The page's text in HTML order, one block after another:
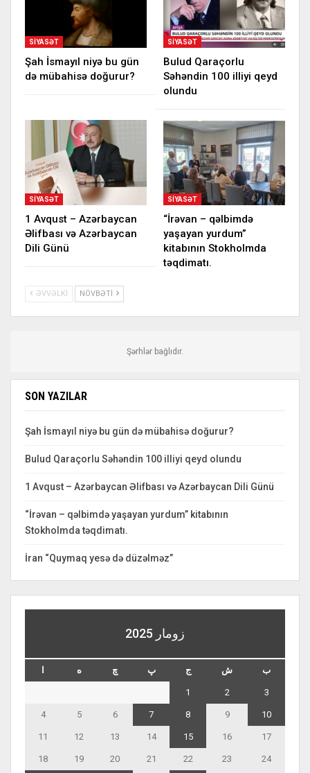
SIYASƏT
Şah İsmayıl niyə bu gün
də mübahisə doğurur?
SIYASƏT
Bulud Qaraçorlu
Səhəndin 100 illiyi qeyd
olundu
SIYASƏT
1 Avqust – Azərbaycan
Əlifbası və Azərbaycan
Dili Günü
SIYASƏT
“İrəvan – qəlbimdə
yaşayan yurdum”
kitabının Stokholmda
təqdimatı.
ƏVVƏLKI NÖVBƏTI
Şərhlər bağlıdır.
SON YAZILAR
Şah İsmayıl niyə bu gün də mübahisə doğurur?
Bulud Qaraçorlu Səhəndin 100 illiyi qeyd olundu
1 Avqust – Azərbaycan Əlifbası və Azərbaycan Dili Günü
“İrəvan – qəlbimdə yaşayan yurdum” kitabının
Stokholmda təqdimatı.
İran “Quymaq yesə də düzəlməz”
زومار 2025
ه چ پ ج ش ب
1 2 3
4 5 6 7 8 9 10
11 12 13 14 15 16 17
18 19 20 21 22 23 24